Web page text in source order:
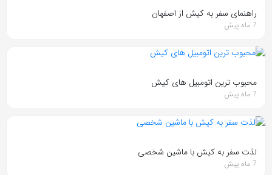
راهنمای سفر به کیش از اصفهان
7 ماه پیش
محبوب ترین اتومبیل های کیش
7 ماه پیش
لذت سفر به کیش با ماشین شخصی
7 ماه پیش